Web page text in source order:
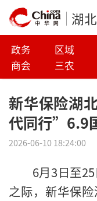
湖北
政务 区域
商会
三农
新华保险湖
代同行”6.9
2026-06-10 18:24:00
6月3日至
之际，新华保